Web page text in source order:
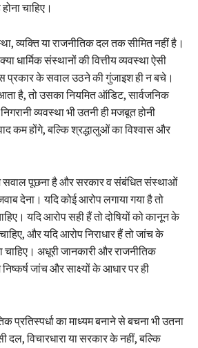
चाहिए।
व्यक्ति या राजनीतिक दल तक सीमित नहीं है।
धार्मिक संस्थानों की वित्तीय व्यवस्था ऐसी
प्रकार के सवाल उठने की गुंजाइश ही न बचे।
है, तो उसका नियमित ऑडिट, सार्वजनिक
व्यवस्था भी उतनी ही मजबूत होनी
कम होंगे, बल्कि श्रद्धालुओं का विश्वास और
सवाल पूछना है और सरकार व संबंधित संस्थाओं
देना। यदि कोई आरोप लगाया गया है तो
यदि आरोप सही हैं तो दोषियों को कानून के
और यदि आरोप निराधार हैं तो जांच के
चाहिए। अधूरी जानकारी और राजनीतिक
जांच और साक्ष्यों के आधार पर ही
प्रतिस्पर्धा का माध्यम बनाने से बचना भी उतना
विचारधारा या सरकार के नहीं, बल्कि